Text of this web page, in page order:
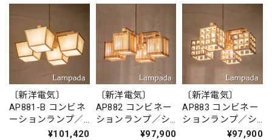
トフォール
〔新洋電気〕
AP881-B コンビネ
ーションランプ／
シャンデリア
¥101,420
〔新洋電気〕
AP882 コンビネー
ションランプ／シ
ャンデリア 冊
¥97,900
〔新洋電気〕
AP883 コンビネー
ションランプ／シ
ャンデリア 格
¥97,900